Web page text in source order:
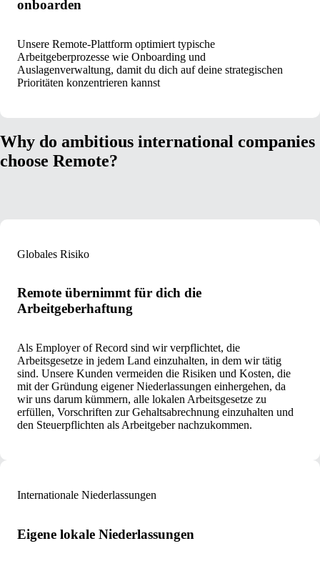
onboarden
Unsere Remote-Plattform optimiert typische
Arbeitgeberprozesse wie Onboarding und
Auslagenverwaltung, damit du dich auf deine strategischen
Prioritäten konzentrieren kannst
Why do ambitious international companies
choose Remote?
Globales Risiko
Remote übernimmt für dich die
Arbeitgeberhaftung
Als Employer of Record sind wir verpflichtet, die
Arbeitsgesetze in jedem Land einzuhalten, in dem wir tätig
sind. Unsere Kunden vermeiden die Risiken und Kosten, die
mit der Gründung eigener Niederlassungen einhergehen, da
wir uns darum kümmern, alle lokalen Arbeitsgesetze zu
erfüllen, Vorschriften zur Gehaltsabrechnung einzuhalten und
den Steuerpflichten als Arbeitgeber nachzukommen.
Internationale Niederlassungen
Eigene lokale Niederlassungen